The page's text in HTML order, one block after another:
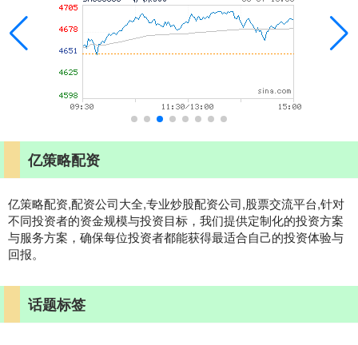
亿策略配资
亿策略配资,配资公司大全,专业炒股配资公司,股票交流平台,针对
不同投资者的资金规模与投资目标，我们提供定制化的投资方案
与服务方案，确保每位投资者都能获得最适合自己的投资体验与
回报。
话题标签